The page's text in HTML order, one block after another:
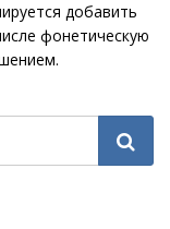
добавить
фонетическую